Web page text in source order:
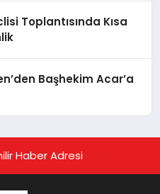
Toplantısında Kısa
Başhekim Acar’a
Haber Adresi